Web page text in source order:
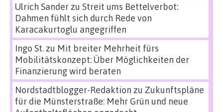
Ulrich Sanderzu Streit ums Bettelverbot:
Dahmen fühlt sich durch Rede von
Karacakurtoglu angegriffen
Ingo St.zu Mit breiter Mehrheit fürs
Mobilitätskonzept: Über Möglichkeiten der
Finanzierung wird beraten
Nordstadtblogger-Redaktion zu Zukunftspläne
für die Münsterstraße: Mehr Grün und neue